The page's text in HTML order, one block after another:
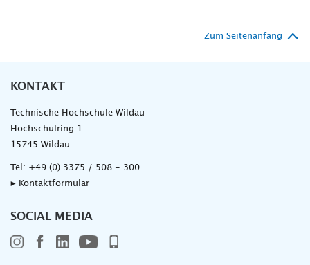
Zum Seitenanfang
KONTAKT
Technische Hochschule Wildau
Hochschulring 1
15745 Wildau
Tel: +49 (0) 3375 / 508 - 300
▸ Kontaktformular
SOCIAL MEDIA